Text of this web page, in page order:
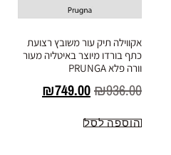
אקווילה תיק עור משובץ רצועת
כתף בורדו מיוצר באיטליה מעור
וורה פלא PRUNGA
₪936.00
₪749.00
הוספה לסל